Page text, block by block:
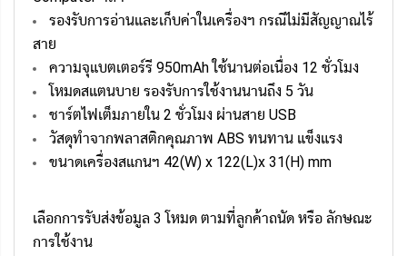
รองรับการอ่านและเก็บค่าในเครื่องฯ กรณีไม่มีสัญญาณไร้
สาย
ความจุแบตเตอร์รี 950mAh ใช้นานต่อเนื่อง 12 ชั่วโมง
โหมดสแตนบาย รองรับการใช้งานนานถึง 5 วัน
ชาร์ตไฟเต็มภายใน 2 ชั่วโมง ผ่านสาย USB
วัสดุทำจากพลาสติกคุณภาพ ABS ทนทาน แข็งแรง
ขนาดเครื่องสแกนฯ 42(W) x 122(L)x 31(H) mm
เลือกการรับส่งข้อมูล 3 โหมด ตามที่ลูกค้าถนัด หรือ ลักษณะ
การใช้งาน